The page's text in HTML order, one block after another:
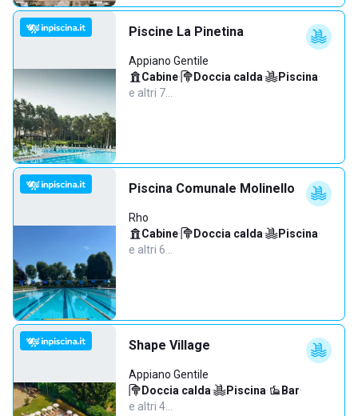
Piscine La Pinetina
Appiano Gentile
Cabine· Doccia calda· Piscina·
e altri 7…
Piscina Comunale Molinello
Rho
Cabine· Doccia calda· Piscina·
e altri 6…
Shape Village
Appiano Gentile
Doccia calda· Piscina· Bar·
e altri 4…